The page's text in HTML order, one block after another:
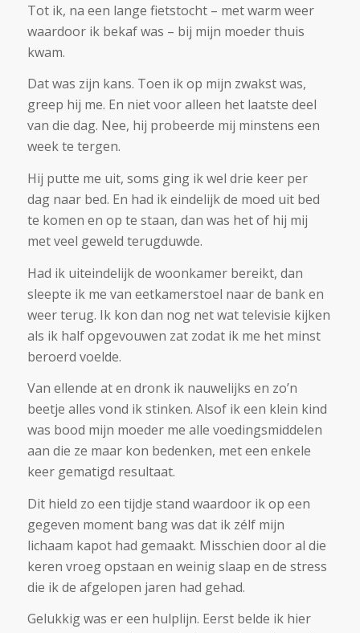
Tot ik, na een lange fietstocht – met warm weer
waardoor ik bekaf was – bij mijn moeder thuis
kwam.
Dat was zijn kans. Toen ik op mijn zwakst was,
greep hij me. En niet voor alleen het laatste deel
van die dag. Nee, hij probeerde mij minstens een
week te tergen.
Hij putte me uit, soms ging ik wel drie keer per
dag naar bed. En had ik eindelijk de moed uit bed
te komen en op te staan, dan was het of hij mij
met veel geweld terugduwde.
Had ik uiteindelijk de woonkamer bereikt, dan
sleepte ik me van eetkamerstoel naar de bank en
weer terug. Ik kon dan nog net wat televisie kijken
als ik half opgevouwen zat zodat ik me het minst
beroerd voelde.
Van ellende at en dronk ik nauwelijks en zo’n
beetje alles vond ik stinken. Alsof ik een klein kind
was bood mijn moeder me alle voedingsmiddelen
aan die ze maar kon bedenken, met een enkele
keer gematigd resultaat.
Dit hield zo een tijdje stand waardoor ik op een
gegeven moment bang was dat ik zélf mijn
lichaam kapot had gemaakt. Misschien door al die
keren vroeg opstaan en weinig slaap en de stress
die ik de afgelopen jaren had gehad.
Gelukkig was er een hulplijn. Eerst belde ik hier